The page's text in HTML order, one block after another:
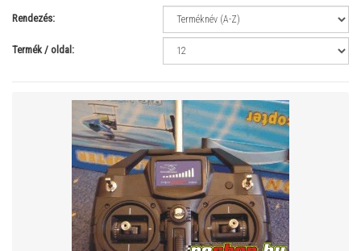
Rendezés:
Termék / oldal: